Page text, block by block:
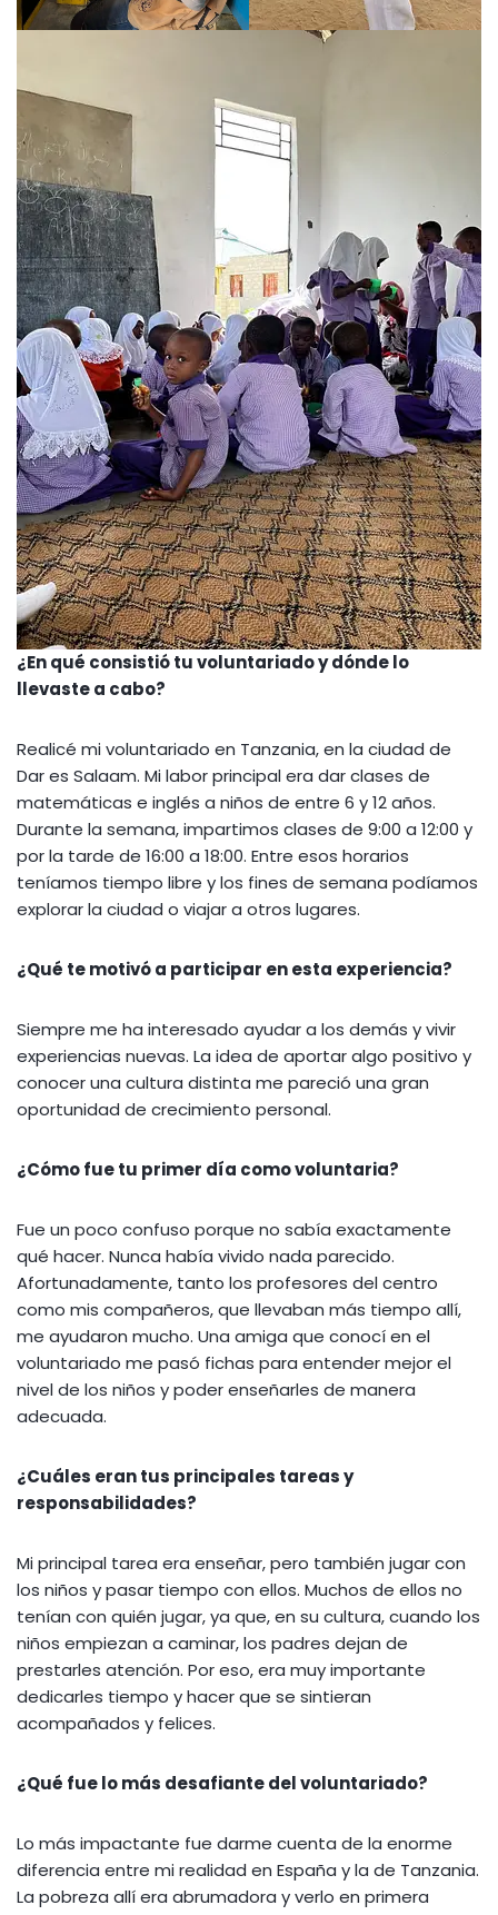
¿En qué consistió tu voluntariado y dónde lo
llevaste a cabo?
Realicé mi voluntariado en Tanzania, en la ciudad de
Dar es Salaam. Mi labor principal era dar clases de
matemáticas e inglés a niños de entre 6 y 12 años.
Durante la semana, impartimos clases de 9:00 a 12:00 y
por la tarde de 16:00 a 18:00. Entre esos horarios
teníamos tiempo libre y los fines de semana podíamos
explorar la ciudad o viajar a otros lugares.
¿Qué te motivó a participar en esta experiencia?
Siempre me ha interesado ayudar a los demás y vivir
experiencias nuevas. La idea de aportar algo positivo y
conocer una cultura distinta me pareció una gran
oportunidad de crecimiento personal.
¿Cómo fue tu primer día como voluntaria?
Fue un poco confuso porque no sabía exactamente
qué hacer. Nunca había vivido nada parecido.
Afortunadamente, tanto los profesores del centro
como mis compañeros, que llevaban más tiempo allí,
me ayudaron mucho. Una amiga que conocí en el
voluntariado me pasó fichas para entender mejor el
nivel de los niños y poder enseñarles de manera
adecuada.
¿Cuáles eran tus principales tareas y
responsabilidades?
Mi principal tarea era enseñar, pero también jugar con
los niños y pasar tiempo con ellos. Muchos de ellos no
tenían con quién jugar, ya que, en su cultura, cuando los
niños empiezan a caminar, los padres dejan de
prestarles atención. Por eso, era muy importante
dedicarles tiempo y hacer que se sintieran
acompañados y felices.
¿Qué fue lo más desafiante del voluntariado?
Lo más impactante fue darme cuenta de la enorme
diferencia entre mi realidad en España y la de Tanzania.
La pobreza allí era abrumadora y verlo en primera